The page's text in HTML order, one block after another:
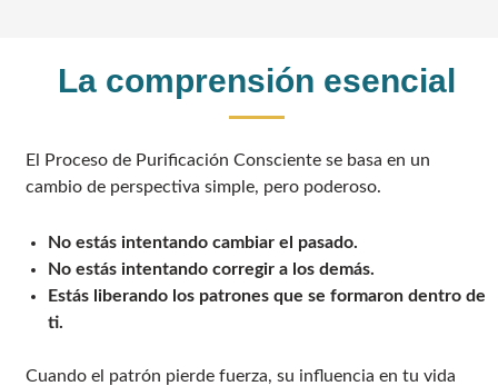
La comprensión esencial
El Proceso de Purificación Consciente se basa en un
cambio de perspectiva simple, pero poderoso.
No estás intentando cambiar el pasado.
No estás intentando corregir a los demás.
Estás liberando los patrones que se formaron dentro de
ti.
Cuando el patrón pierde fuerza, su influencia en tu vida